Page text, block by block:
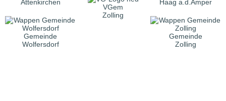
Attenkirchen
VGem
Zolling
Haag a.d.Amper
Gemeinde
Wolfersdorf
Gemeinde
Zolling